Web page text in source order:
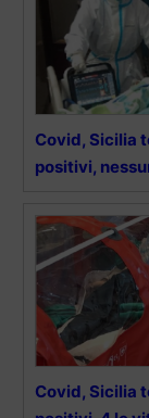
Covid, Sicilia
positivi,
Covid, Sicilia